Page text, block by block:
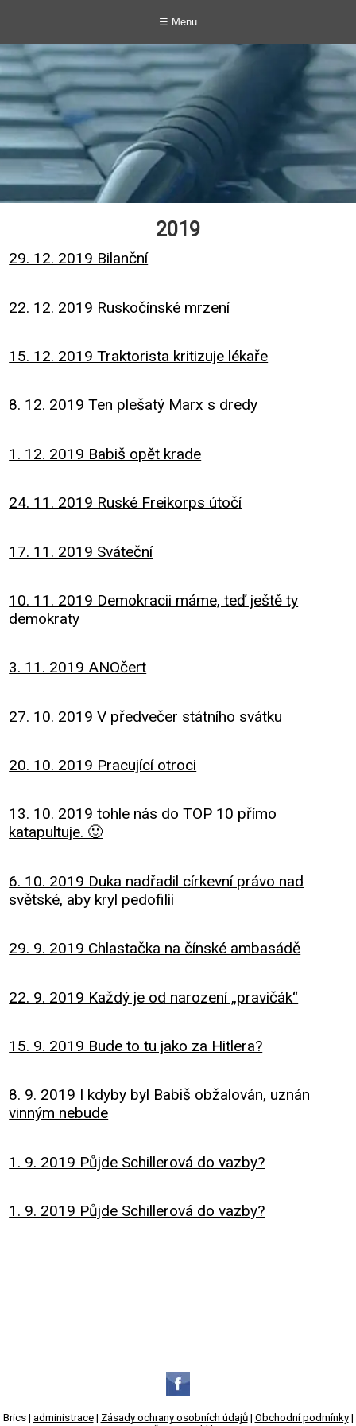
☰ Menu
2019
29. 12. 2019 Bilanční
22. 12. 2019 Ruskočínské mrzení
15. 12. 2019 Traktorista kritizuje lékaře
8. 12. 2019 Ten plešatý Marx s dredy
1. 12. 2019 Babiš opět krade
24. 11. 2019 Ruské Freikorps útočí
17. 11. 2019 Sváteční
10. 11. 2019 Demokracii máme, teď ještě ty
demokraty
3. 11. 2019 ANOčert
27. 10. 2019 V předvečer státního svátku
20. 10. 2019 Pracující otroci
13. 10. 2019 tohle nás do TOP 10 přímo
katapultuje. 🙂
6. 10. 2019 Duka nadřadil církevní právo nad
světské, aby kryl pedofilii
29. 9. 2019 Chlastačka na čínské ambasádě
22. 9. 2019 Každý je od narození „pravičák“
15. 9. 2019 Bude to tu jako za Hitlera?
8. 9. 2019 I kdyby byl Babiš obžalován, uznán
vinným nebude
1. 9. 2019 Půjde Schillerová do vazby?
1. 9. 2019 Půjde Schillerová do vazby?
Brics | administrace| Zásady ochrany osobních údajů| Obchodní podmínky|